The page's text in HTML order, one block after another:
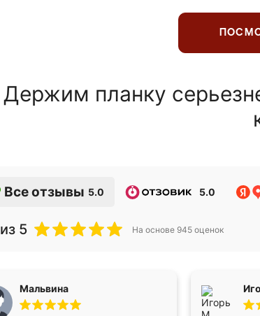
Держим планку
Все отзывы 5.0 5.0
из 5 На основе 945 оценок
Мальвина